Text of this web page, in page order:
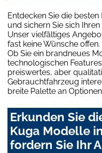
Entdecken Sie die
und sichern Sie sich
Unser vielfältiges
fast keine Wünsche offen.
Ob Sie ein brandneues
technologischen
preiswertes, aber
Gebrauchtfahrzeug
breite Palette an
Erkunden Sie
Kuga Modelle
fordern Sie Ihr